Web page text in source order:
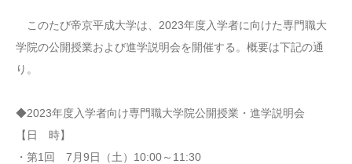
このたび帝京平成大学は、2023年度入学者に向けた専門職大
学院の公開授業および進学説明会を開催する。概要は下記の通
り。
◆2023年度入学者向け専門職大学院公開授業・進学説明会
【⽇ 時】
・第1回 7月9日（土）10:00～11:30